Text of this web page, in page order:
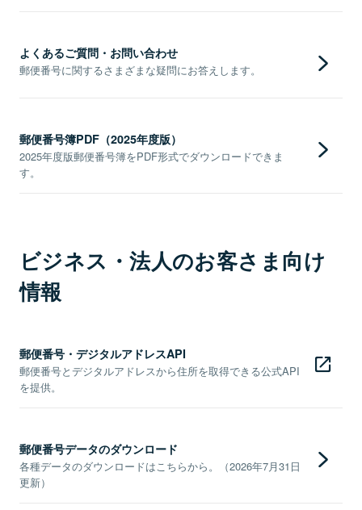
よくあるご質問・お問い合わせ
郵便番号に関するさまざまな疑問にお答えします。
郵便番号簿PDF（2025年度版）
2025年度版郵便番号簿をPDF形式でダウンロードできま
す。
ビジネス・法人のお客さま向け
情報
郵便番号・デジタルアドレスAPI
郵便番号とデジタルアドレスから住所を取得できる公式API
を提供。
郵便番号データのダウンロード
各種データのダウンロードはこちらから。（2026年7月31日
更新）